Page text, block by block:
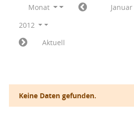
Monat
Januar
2012
Aktuell
Keine Daten gefunden.